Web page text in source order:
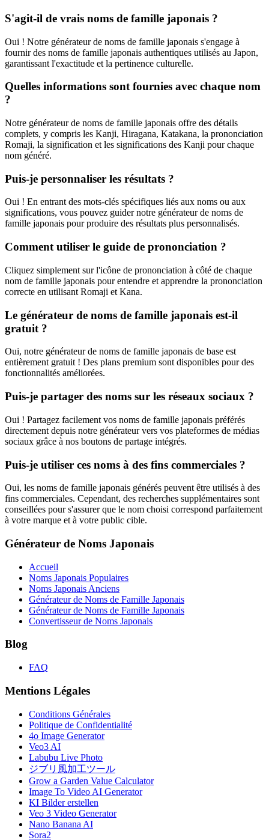
S'agit-il de vrais noms de famille japonais ?
Oui ! Notre générateur de noms de famille japonais s'engage à
fournir des noms de famille japonais authentiques utilisés au Japon,
garantissant l'exactitude et la pertinence culturelle.
Quelles informations sont fournies avec chaque nom
?
Notre générateur de noms de famille japonais offre des détails
complets, y compris les Kanji, Hiragana, Katakana, la prononciation
Romaji, la signification et les significations des Kanji pour chaque
nom généré.
Puis-je personnaliser les résultats ?
Oui ! En entrant des mots-clés spécifiques liés aux noms ou aux
significations, vous pouvez guider notre générateur de noms de
famille japonais pour produire des résultats plus personnalisés.
Comment utiliser le guide de prononciation ?
Cliquez simplement sur l'icône de prononciation à côté de chaque
nom de famille japonais pour entendre et apprendre la prononciation
correcte en utilisant Romaji et Kana.
Le générateur de noms de famille japonais est-il
gratuit ?
Oui, notre générateur de noms de famille japonais de base est
entièrement gratuit ! Des plans premium sont disponibles pour des
fonctionnalités améliorées.
Puis-je partager des noms sur les réseaux sociaux ?
Oui ! Partagez facilement vos noms de famille japonais préférés
directement depuis notre générateur vers vos plateformes de médias
sociaux grâce à nos boutons de partage intégrés.
Puis-je utiliser ces noms à des fins commerciales ?
Oui, les noms de famille japonais générés peuvent être utilisés à des
fins commerciales. Cependant, des recherches supplémentaires sont
conseillées pour s'assurer que le nom choisi correspond parfaitement
à votre marque et à votre public cible.
Générateur de Noms Japonais
Accueil
Noms Japonais Populaires
Noms Japonais Anciens
Générateur de Noms de Famille Japonais
Générateur de Noms de Famille Japonais
Convertisseur de Noms Japonais
Blog
FAQ
Mentions Légales
Conditions Générales
Politique de Confidentialité
4o Image Generator
Veo3 AI
Labubu Live Photo
ジブリ風加工ツール
Grow a Garden Value Calculator
Image To Video AI Generator
KI Bilder erstellen
Veo 3 Video Generator
Nano Banana AI
Sora2